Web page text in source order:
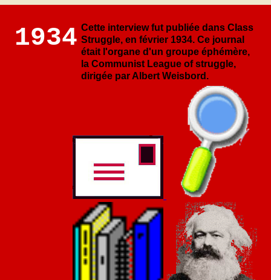
1934 Cette interview fut publiée dans Class
Struggle, en février 1934. Ce journal
était l'organe d'un groupe éphémère,
la Communist League of struggle,
dirigée par Albert Weisbord.